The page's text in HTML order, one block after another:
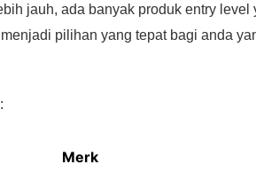
jauh, ada banyak produk entry
pilihan yang tepat bagi anda
Merk